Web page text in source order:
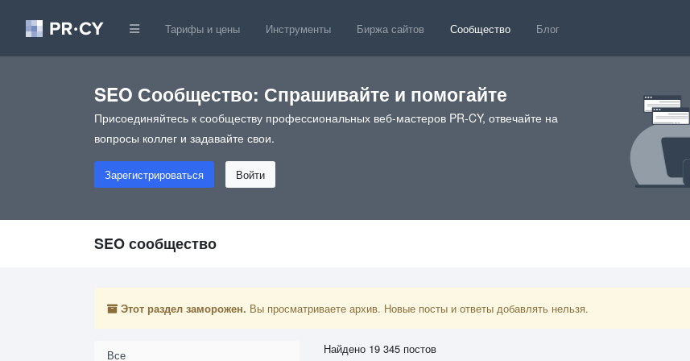
Тарифы и цены Инструменты Биржа сайтов Сообщество Блог
SEO Сообщество: Спрашивайте и помогайте
Присоединяйтесь к сообществу профессиональных веб-мастеров PR-CY, отвечайте на
вопросы коллег и задавайте свои.
Зарегистрироваться Войти
SEO сообщество
Этот раздел заморожен. Вы просматриваете архив. Новые посты и ответы добавлять нельзя.
Все Найдено 19 345 постов